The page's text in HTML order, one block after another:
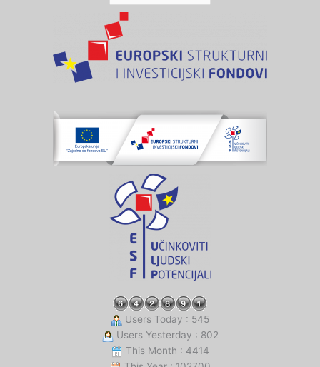
Users Today : 545
Users Yesterday : 802
This Month : 4414